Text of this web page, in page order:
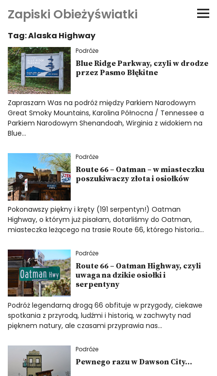
Zapiski Obieżyświatki
Podróże
Kultura i sztuka
Kątem oka
O-fiszki
Dom na kółkach
Tag:Alaska Highway
Podróże
Blue Ridge Parkway, czyli w drodze
przez Pasmo Błękitne
Zapraszam Was na podróż między Parkiem Narodowym
Great Smoky Mountains, Karolina Północna / Tennessee a
Parkiem Narodowym Shenandoah, Wirginia z widokiem na
Blue…
Podróże
Route 66 – Oatman – w miasteczku
poszukiwaczy złota i osiołków
Pokonawszy piękny i kręty (191 serpentyn!) Oatman
Highway, o którym już pisałam, dotarliśmy do Oatman,
miasteczka leżącego na trasie Route 66, którego historia…
Podróże
Route 66 – Oatman Highway, czyli
uwaga na dzikie osiołki i
serpentyny
Podróż legendarną drogą 66 obfituje w przygody, ciekawe
spotkania z przyrodą, ludźmi i historią, w zachwyty nad
pięknem natury, ale czasami przyprawia nas…
Podróże
Pewnego razu w Dawson City…